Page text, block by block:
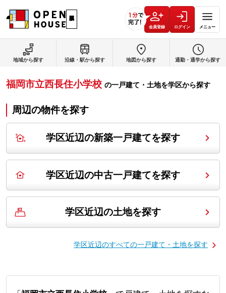
会員登録 ログイン メニュー
地域から探す 沿線・駅から探す 地図から探す 通勤・通学から探す
福岡市立西長住小学校 の一戸建て・土地を学区から探す
周辺の物件を探す
学区近辺の新築一戸建てを探す
学区近辺の中古一戸建てを探す
学区近辺の土地を探す
学区近辺のすべての一戸建て・土地を探す